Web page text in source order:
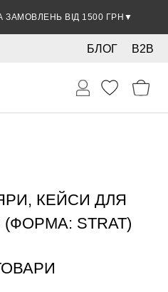
ВІД 1500 ГРН ▼
B2B
БЛОГ
КЕЙСИ ДЛЯ
STRAT)